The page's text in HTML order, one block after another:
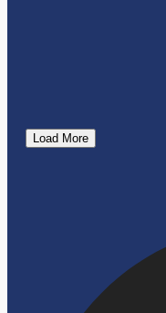
Load More